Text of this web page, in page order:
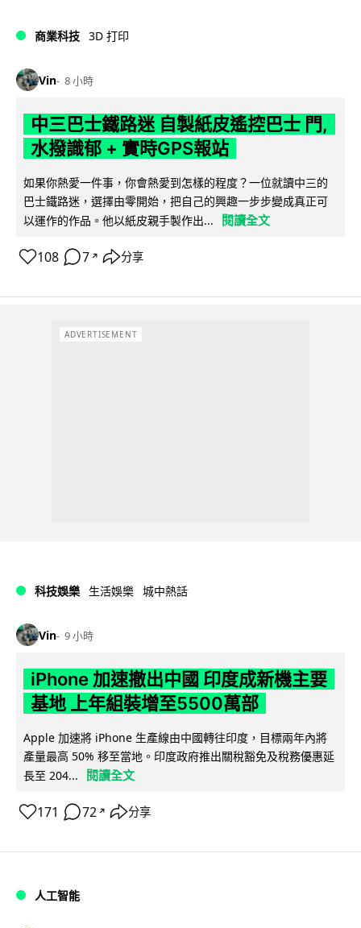
商業科技 3D 打印
Vin 8 小時
中三巴士鐵路迷 自製紙皮遙控巴士 門,
水撥識郁 + 實時GPS報站
如果你熱愛一件事，你會熱愛到怎樣的程度？一位就讀中三的
巴士鐵路迷，選擇由零開始，把自己的興趣一步步變成真正可
以運作的作品。他以紙皮親手製作出...
閱讀全文
108 7 ↗ 分享
ADVERTISEMENT
科技娛樂 生活娛樂 城中熱話
Vin 9 小時
iPhone 加速撤出中國 印度成新機主要
基地 上年組裝增至5500萬部
Apple 加速將 iPhone 生產線由中國轉往印度，目標兩年內將
產量最高 50% 移至當地。印度政府推出關稅豁免及稅務優惠延
長至 204...
閱讀全文
171 72 ↗ 分享
人工智能